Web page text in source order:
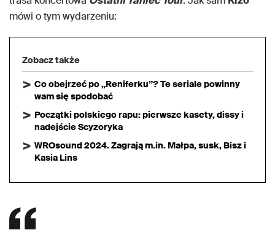
mówi o tym wydarzeniu:
Zobacz także
Co obejrzeć po „Reniferku”? Te seriale powinny
wam się spodobać
Początki polskiego rapu: pierwsze kasety, dissy i
nadejście Scyzoryka
WROsound 2024. Zagrają m.in. Małpa, susk, Bisz i
Kasia Lins